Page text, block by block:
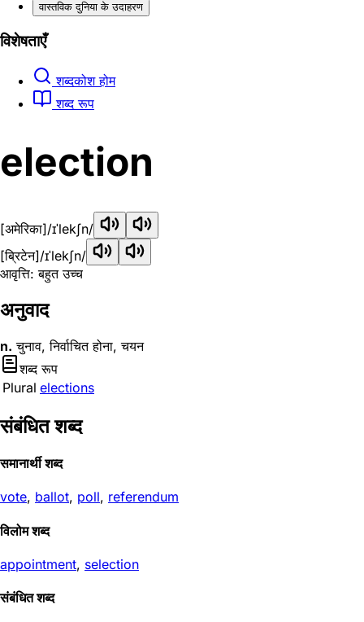
वास्तविक दुनिया के उदाहरण
विशेषताएँ
शब्दकोश होम
शब्द रूप
election
[अमेरिका]/ɪˈlekʃn/
[ब्रिटेन]/ɪˈlekʃn/
आवृत्ति: बहुत उच्च
अनुवाद
n. चुनाव, निर्वाचित होना, चयन
शब्द रूप
Plural elections
संबंधित शब्द
समानार्थी शब्द
vote, ballot, poll, referendum
विलोम शब्द
appointment, selection
संबंधित शब्द